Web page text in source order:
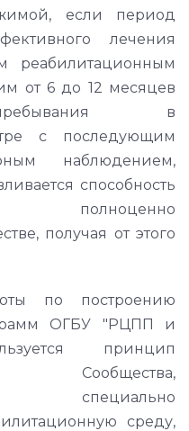
если период
лечения
реабилитационным
от 6 до 12 месяцев
в
с последующим
наблюдением,
способность
полноценно
получая от этого
по построению
ОГБУ "РЦПП и
принцип
Сообщества,
специально
среду,